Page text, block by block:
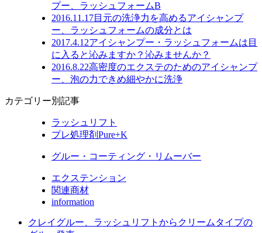
プー、ラッシュフォームB
2016.11.17目元の洗浄力を高めるアイシャンプ
ー、ラッシュフォームの成分とは
2017.4.12アイシャンプー・ラッシュフォームは目
に入ると沁みますか？沁みませんか？
2016.8.22高密度のエクステのためのアイシャンプ
ー、泡の力できめ細やかに洗浄
カテゴリー別記事
ラッシュリフト
プレ処理剤Pure+K
グルー・コーティング・リムーバー
エクステンション
関連商材
information
クレイグルー、ラッシュリフトからクリームタイプの